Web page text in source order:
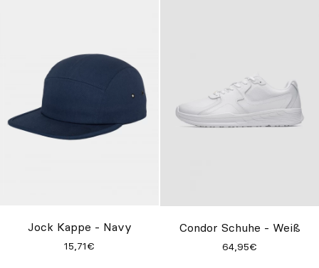
Jock Kappe - Navy
15,71€
Condor Schuhe - Weiß
64,95€